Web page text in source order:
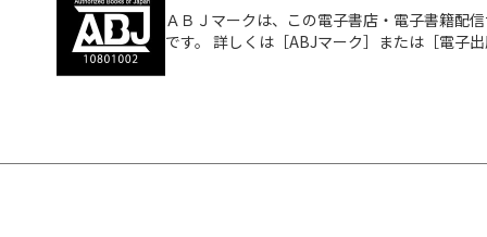
ＡＢＪマークは、この電子書店・電子書籍配
です。 詳しくは［ABJマーク］または［電子